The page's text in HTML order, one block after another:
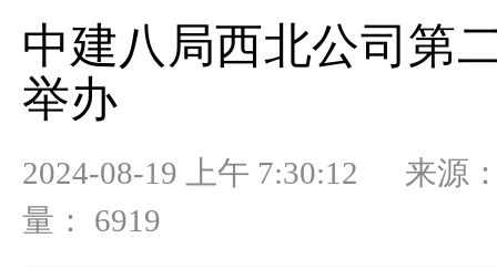
中建八局西北公司第
举办
2024-08-19 上午 7:30:12 来
量： 6919